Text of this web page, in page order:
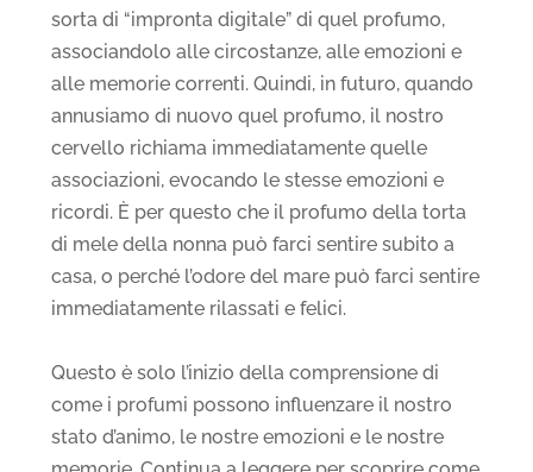
sorta di “impronta digitale” di quel profumo,
associandolo alle circostanze, alle emozioni e
alle memorie correnti. Quindi, in futuro, quando
annusiamo di nuovo quel profumo, il nostro
cervello richiama immediatamente quelle
associazioni, evocando le stesse emozioni e
ricordi. È per questo che il profumo della torta
di mele della nonna può farci sentire subito a
casa, o perché l’odore del mare può farci sentire
immediatamente rilassati e felici.
Questo è solo l’inizio della comprensione di
come i profumi possono influenzare il nostro
stato d’animo, le nostre emozioni e le nostre